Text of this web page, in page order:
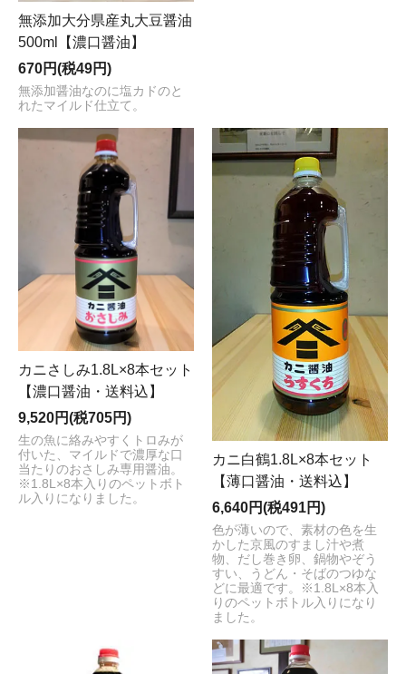
無添加大分県産丸大豆醤油
500ml【濃口醤油】
670円(税49円)
無添加醤油なのに塩カドのと
れたマイルド仕立て。
カニさしみ1.8L×8本セット
【濃口醤油・送料込】
9,520円(税705円)
生の魚に絡みやすくトロみが
付いた、マイルドで濃厚な口
当たりのおさしみ専用醤油。
※1.8L×8本入りのペットボト
ル入りになりました。
カニ白鶴1.8L×8本セット
【薄口醤油・送料込】
6,640円(税491円)
色が薄いので、素材の色を生
かした京風のすまし汁や煮
物、だし巻き卵、鍋物やぞう
すい、うどん・そばのつゆな
どに最適です。※1.8L×8本入
りのペットボトル入りになり
ました。